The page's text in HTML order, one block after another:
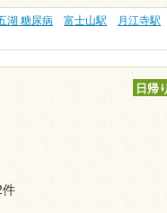
湖 糖尿病 富士山駅
月江寺駅
日帰